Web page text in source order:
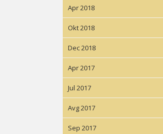
Apr 2018
Okt 2018
Dec 2018
Apr 2017
Jul 2017
Avg 2017
Sep 2017